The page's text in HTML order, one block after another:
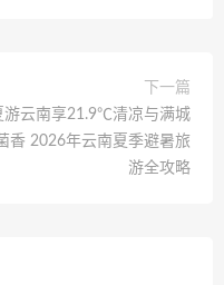
下一篇
游云南享21.9℃清凉与满城
香 2026年云南夏季避暑旅
游全攻略